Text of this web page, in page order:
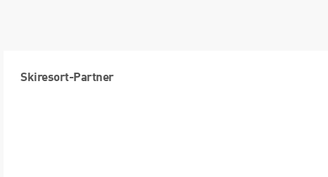
Skiresort-Partner